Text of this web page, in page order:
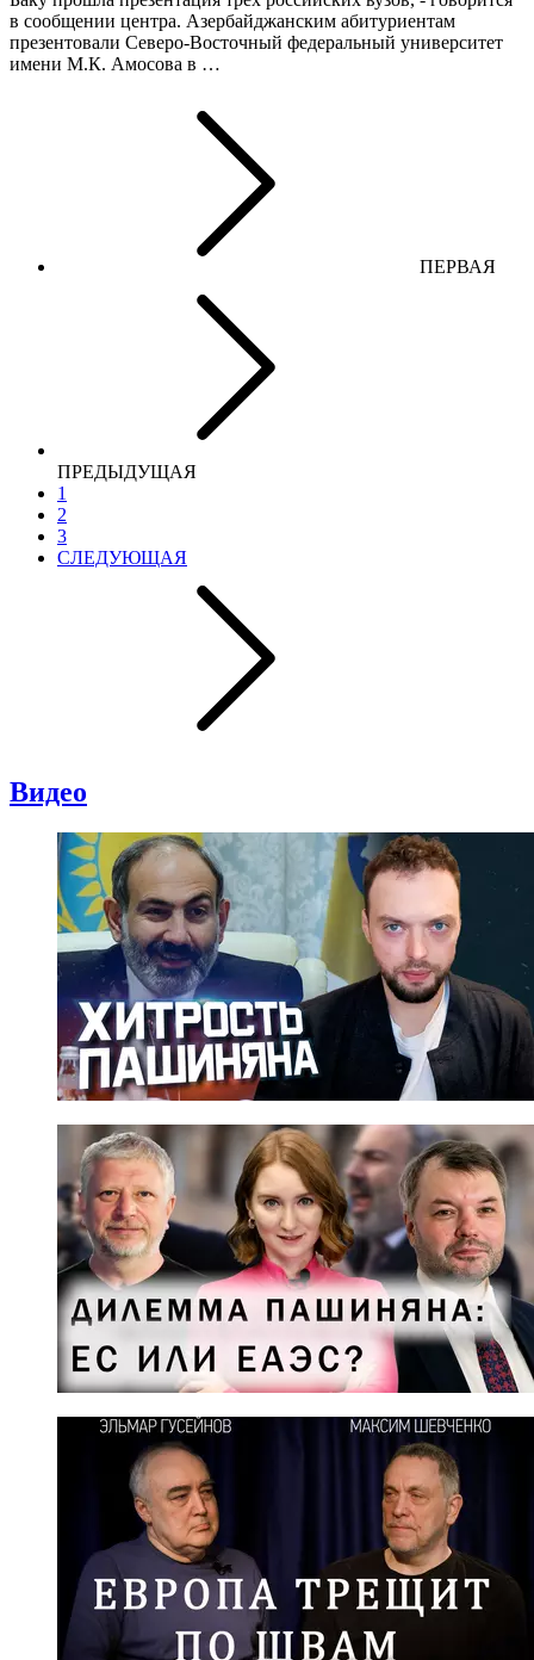
в сообщении центра. Азербайджанским абитуриентам
презентовали Северо-Восточный федеральный университет
имени М.К. Амосова в …
ПЕРВАЯ
ПРЕДЫДУЩАЯ
1
2
3
СЛЕДУЮЩАЯ
Видео